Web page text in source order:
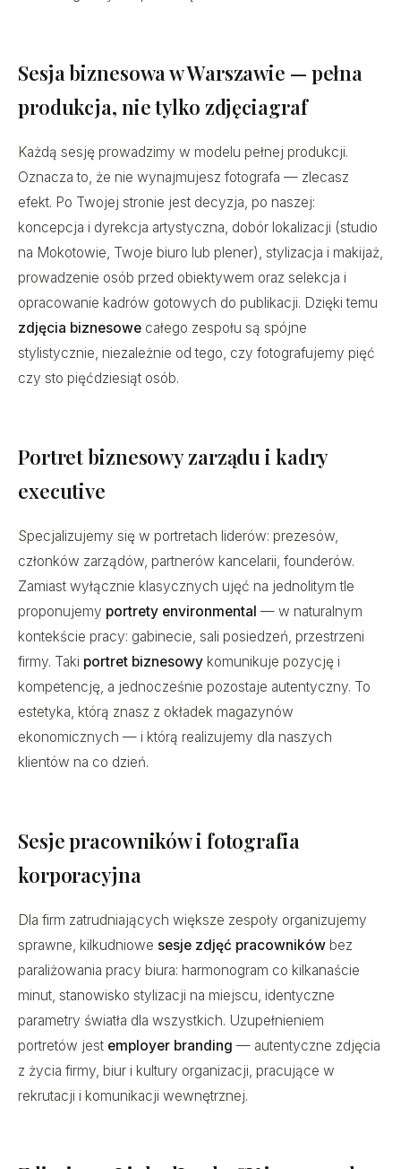
Sesja biznesowa w Warszawie — pełna
produkcja, nie tylko zdjęciagraf
Każdą sesję prowadzimy w modelu pełnej produkcji.
Oznacza to, że nie wynajmujesz fotografa — zlecasz
efekt. Po Twojej stronie jest decyzja, po naszej:
koncepcja i dyrekcja artystyczna, dobór lokalizacji (studio
na Mokotowie, Twoje biuro lub plener), stylizacja i makijaż,
prowadzenie osób przed obiektywem oraz selekcja i
opracowanie kadrów gotowych do publikacji. Dzięki temu
zdjęcia biznesowe całego zespołu są spójne
stylistycznie, niezależnie od tego, czy fotografujemy pięć
czy sto pięćdziesiąt osób.
Portret biznesowy zarządu i kadry
executive
Specjalizujemy się w portretach liderów: prezesów,
członków zarządów, partnerów kancelarii, founderów.
Zamiast wyłącznie klasycznych ujęć na jednolitym tle
proponujemy portrety environmental — w naturalnym
kontekście pracy: gabinecie, sali posiedzeń, przestrzeni
firmy. Taki portret biznesowy komunikuje pozycję i
kompetencję, a jednocześnie pozostaje autentyczny. To
estetyka, którą znasz z okładek magazynów
ekonomicznych — i którą realizujemy dla naszych
klientów na co dzień.
Sesje pracowników i fotografia
korporacyjna
Dla firm zatrudniających większe zespoły organizujemy
sprawne, kilkudniowe sesje zdjęć pracowników bez
paraliżowania pracy biura: harmonogram co kilkanaście
minut, stanowisko stylizacji na miejscu, identyczne
parametry światła dla wszystkich. Uzupełnieniem
portretów jest employer branding — autentyczne zdjęcia
z życia firmy, biur i kultury organizacji, pracujące w
rekrutacji i komunikacji wewnętrznej.